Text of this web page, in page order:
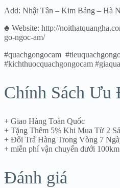
Add: Nhật Tân – Kim Bảng – Hà
♣ Website: http://
go-ngoc-am/
#quachgongocam
#kichthuocquachgongocam
Chính Sách Ưu
+ Giao Hàng Toàn Quốc
+ Tặng Thêm 5% Khi Mua Từ 2
+ Đổi Trả Hàng Trong Vòng 7
+ miễn phí vận chuyển dưới 100km
Đánh giá